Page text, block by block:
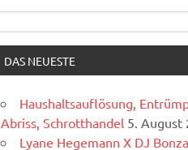
DAS NEUESTE
Haushaltsauflösung,
Abriss, Schrotthandel 5. August
Lyane Hegemann X DJ